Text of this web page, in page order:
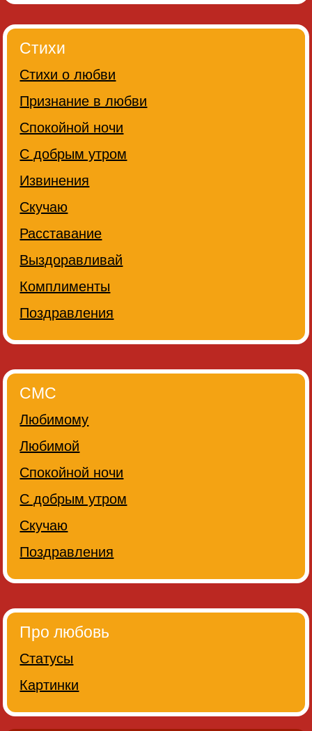
Стихи
Стихи о любви
Признание в любви
Спокойной ночи
С добрым утром
Извинения
Скучаю
Расставание
Выздоравливай
Комплименты
Поздравления
СМС
Любимому
Любимой
Спокойной ночи
С добрым утром
Скучаю
Поздравления
Про любовь
Статусы
Картинки